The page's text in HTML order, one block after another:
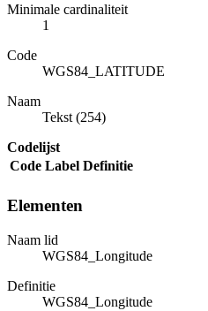
Minimale cardinaliteit
1
Code
WGS84_LATITUDE
Naam
Tekst (254)
Codelijst
Code Label Definitie
Elementen
Naam lid
WGS84_Longitude
Definitie
WGS84_Longitude